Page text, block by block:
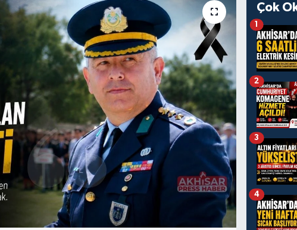
Çok
1
2
3
4